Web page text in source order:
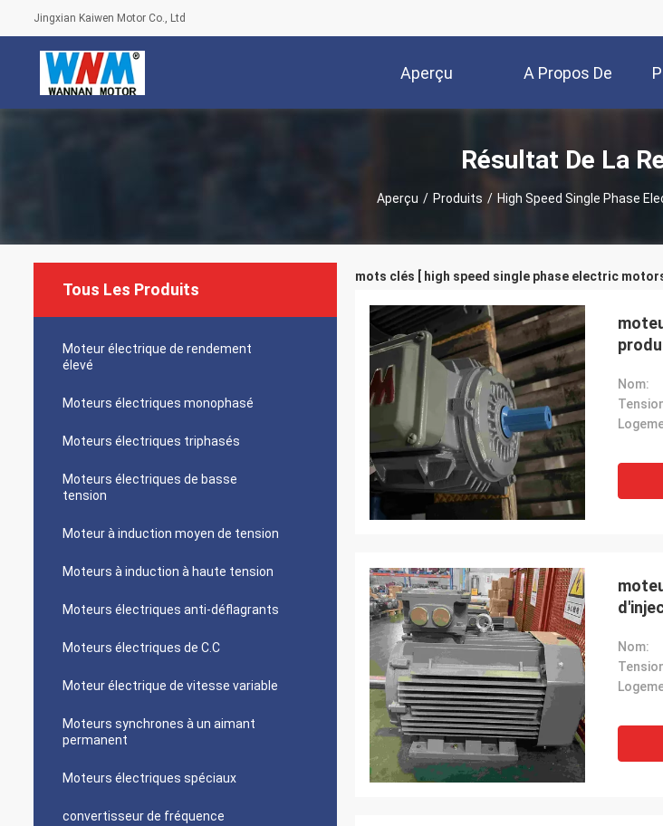
Jingxian Kaiwen Motor Co., Ltd
Aperçu A Propos De
Nous
Résultat De La
Aperçu / Produits / High Speed Single Phase
Tous Les Produits
Moteur électrique de rendement
élevé
Moteurs électriques monophasé
Moteurs électriques triphasés
Moteurs électriques de basse
tension
Moteur à induction moyen de tension
Moteurs à induction à haute tension
Moteurs électriques anti-déflagrants
Moteurs électriques de C.C
Moteur électrique de vitesse variable
Moteurs synchrones à un aimant
permanent
Moteurs électriques spéciaux
convertisseur de fréquence
mots clés [ high speed single phase electric
Nom:
Nom: